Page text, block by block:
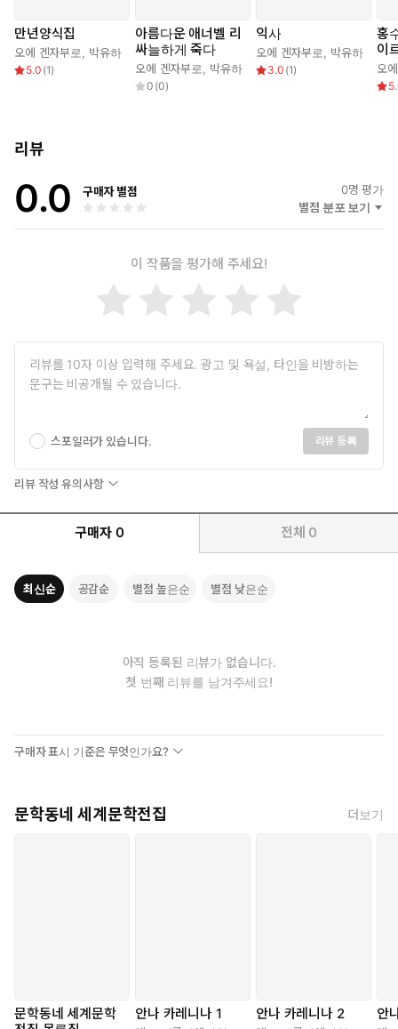
영화는 독일 작가 클라이스트의 소설 『미하엘 콜하스의 운명』에
나오는 민중 봉기를 모티프로 삼아 진행되는 것이었다. 화자는 자신
의 고향인 시코쿠에서 구전되어오던 농민 봉기 이야기를 중심으로
시나리오를 써나가려고 하는데, 영화의 여주인공 역을 맡은 사쿠라
던 것이다.
있다고 말한다. 사쿠라는 미국 문화센터에서 보았던 ‘애너벨 리 영
화’의 주인공이었다. 사쿠라는 패전 이후 미군 후견인의 보살핌을
런 포의 「애너벨 리」가 낭송되는 가운데, 하얀 관의를 입은 소녀
누워 있던 ‘애너벨 리’ 사쿠라의 아름다움에 빠져들었다. 시나리오
를 써본 적이 없는 화자가 작업 제의를 선뜻 수락한 것은 그때의 기
억이 남아 있었기 때문일 것이다. 그런데 당시의 화자도, 영화 주인
공인 사쿠라도 영화의 끝부분을 보지 못했다. 화려한 삶을 살아온
것처럼 보이지만, 어릴 적부터 자신도 모르는 고통에 짓눌려왔던 사
영화 작업은 순조롭게 진행되고 사쿠라가 누구보다 의욕적으로 참
사건이 일어나 작업은 무산 위기에 처한다. 하지만 사쿠라가 영화
로 사쿠라와 화자에게 ‘애너벨 리 영화’의 무삭제판을 보여준다. 누
구도 보지 못했던 영화의 끝부분, 거기에 사쿠라를 괴롭혔던 고통의
이 작품은 시나리오 작업 및 영화 제작 과정을 담았다는 점에서 ‘영화
는 ‘공동의 글쓰기 작업’이다. 작품에서 화자는 영화의 제작 과정에
넋두리하는 혼령들, 그것을 연극화했던 화자의 할머니와 어머니, 그
못했던 것은 이야기 속에서 자신을 치유해줄 무언가를 발견했기 때
만년양식집
오에 겐자부로 박유하
5.0 (1)
아름다운 애너벨 리
싸늘하게 죽다
오에 겐자부로 박유하
0 (0)
익사
오에 겐자부로 박유하
3.0 (1)
홍
이
오
리뷰
0.0 구매자 별점 0명 평가
별점 분포 보기
이 작품을 평가해 주세요!
스포일러가 있습니다. 리뷰 등록
리뷰 작성 유의사항
구매자 0 전체 0
최신순 공감순 별점 높은순 별점 낮은순
아직 등록된 리뷰가 없습니다.
첫 번째 리뷰를 남겨주세요!
구매자 표시 기준은 무엇인가요?
문학동네 세계문학전집 더보기
문학동네 세계문학
안나 카레니나 1 안나 카레니나 2 안